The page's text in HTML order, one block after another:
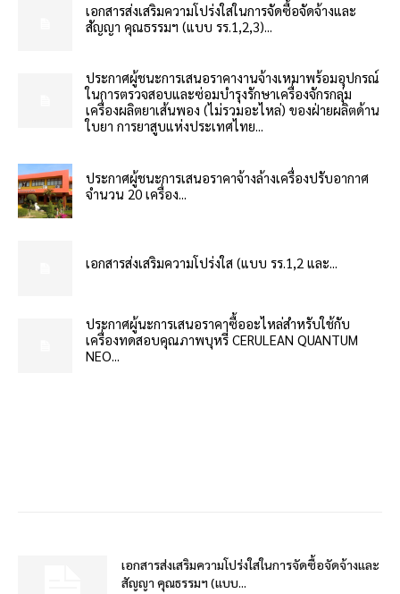
เอกสารส่งเสริมความโปร่งใสในการจัดซื้อจัดจ้างและ
สัญญา คุณธรรมฯ (แบบ รร.1,2,3)...
ประกาศผู้ชนะการเสนอราคางานจ้างเหมาพร้อมอุปกรณ์
ในการตรวจสอบและซ่อมบำรุงรักษาเครื่องจักรกลุ่ม
เครื่องผลิตยาเส้นพอง (ไม่รวมอะไหล่) ของฝ่ายผลิตด้าน
ใบยา การยาสูบแห่งประเทศไทย...
ประกาศผู้ชนะการเสนอราคาจ้างล้างเครื่องปรับอากาศ
จำนวน 20 เครื่อง...
เอกสารส่งเสริมความโปร่งใส (แบบ รร.1,2 และ...
ประกาศผู้นะการเสนอราคาซื้ออะไหล่สำหรับใช้กับ
เครื่องทดสอบคุณภาพบุหรี่ CERULEAN QUANTUM
NEO...
เอกสารส่งเสริมความโปร่งใสในการจัดซื้อจัดจ้างและ
สัญญา คุณธรรมฯ (แบบ...